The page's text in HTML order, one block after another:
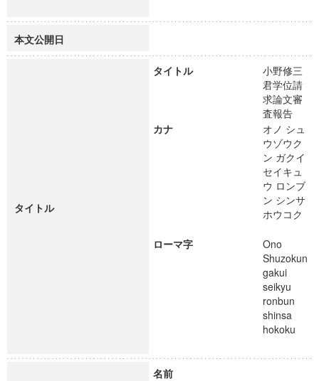
本文公開日
タイトル
タイトル
小野修三
君学位請
求論文審
査報告
カナ
オノ シュ
ウゾウク
ン ガクイ
セイキュ
ウ ロンブ
ン シンサ
ホウコク
ローマ字
Ono
Shuzokun
gakui
seikyu
ronbun
shinsa
hokoku
名前